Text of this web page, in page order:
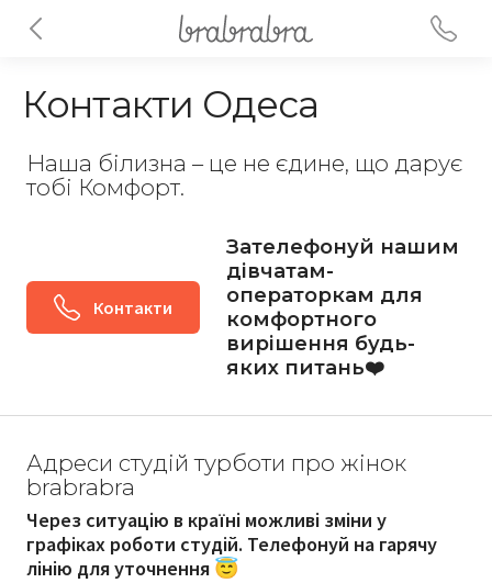
Контакти Одеса
Наша білизна – це не єдине, що дарує
тобі Комфорт.
Контакти
Зателефонуй нашим
дівчатам-
операторкам для
комфортного
вирішення будь-
яких питань❤️
Адреси студій турботи про жінок
brabrabra
Через ситуацію в країні можливі зміни у
графіках роботи студій. Телефонуй на гарячу
лінію для уточнення 😇